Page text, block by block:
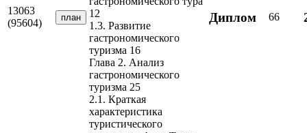
13063
(95604)
план
12
1.3. Развитие
гастрономического
туризма 16
Глава 2. Анализ
гастрономического
туризма 25
2.1. Краткая
характеристика
туристического
Диплом 66